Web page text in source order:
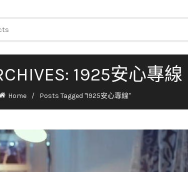
1925安心專線
Home Posts Tagged "1925安心專線"